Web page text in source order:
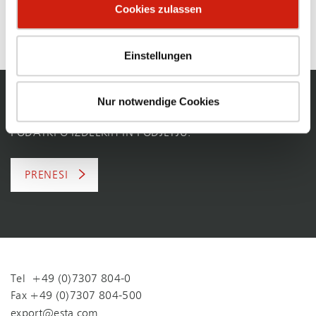
Cookies zulassen
Einstellungen
Nur notwendige Cookies
ekstrakcije za trg in industrijo. Vsaka uporaba ima svoje
posebne zahteve.
KATALOGI ESTA
PODATKI O IZDELKIH IN PODJETJU.
PRENESI
Tel +49 (0)7307 804-0
Fax +49 (0)7307 804-500